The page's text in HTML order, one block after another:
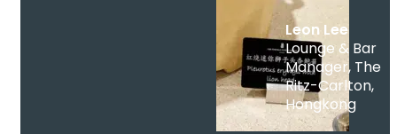
Leon Lee
Lounge & Bar
Manager, The
Ritz-Carlton,
Hongkong